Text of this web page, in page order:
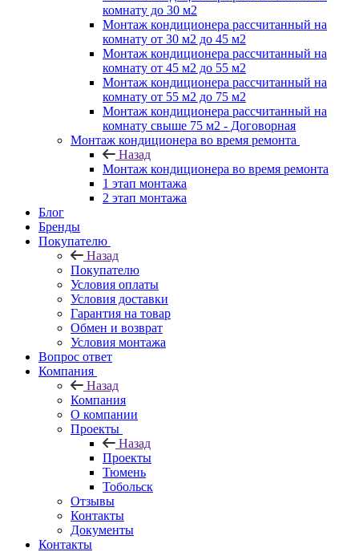
комнату до 30 м2
Монтаж кондиционера рассчитанный на
комнату от 30 м2 до 45 м2
Монтаж кондиционера рассчитанный на
комнату от 45 м2 до 55 м2
Монтаж кондиционера рассчитанный на
комнату от 55 м2 до 75 м2
Монтаж кондиционера рассчитанный на
комнату свыше 75 м2 - Договорная
Монтаж кондиционера во время ремонта
Назад
Монтаж кондиционера во время ремонта
1 этап монтажа
2 этап монтажа
Блог
Бренды
Покупателю
Назад
Покупателю
Условия оплаты
Условия доставки
Гарантия на товар
Обмен и возврат
Условия монтажа
Вопрос ответ
Компания
Назад
Компания
О компании
Проекты
Назад
Проекты
Тюмень
Тобольск
Отзывы
Контакты
Документы
Контакты